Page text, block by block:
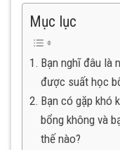
Mục lục
Bạn nghĩ đâu là
được suất học
Bạn có gặp khó
bổng không và
thế nào?